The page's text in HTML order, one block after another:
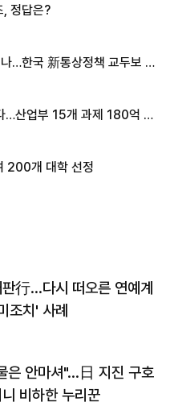
, 정답은?
…한국 新통상정책 교두보 활
…산업부 15개 과제 180억 지
200개 대학 선정
行…다시 떠오른 연예계
조치' 사례
은 안마셔"…日 지진 구호
비하한 누리꾼